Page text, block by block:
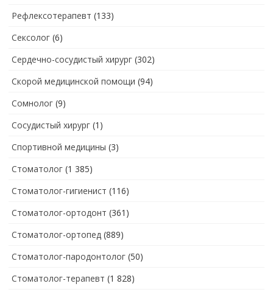
Рефлексотерапевт (133)
Сексолог (6)
Сердечно-сосудистый хирург (302)
Скорой медицинской помощи (94)
Сомнолог (9)
Сосудистый хирург (1)
Спортивной медицины (3)
Стоматолог (1 385)
Стоматолог-гигиенист (116)
Стоматолог-ортодонт (361)
Стоматолог-ортопед (889)
Стоматолог-пародонтолог (50)
Стоматолог-терапевт (1 828)